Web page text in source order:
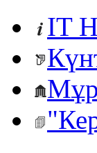
IT